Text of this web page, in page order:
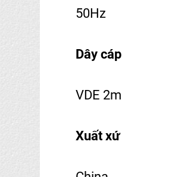
50Hz
Dây cáp
VDE 2m
Xuất xứ